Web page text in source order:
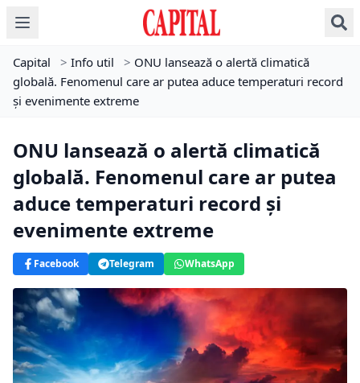
Capital > Info util > ONU lansează o alertă climatică
globală. Fenomenul care ar putea aduce temperaturi record
și evenimente extreme
ONU lansează o alertă climatică
globală. Fenomenul care ar putea
aduce temperaturi record și
evenimente extreme
Facebook Telegram WhatsApp